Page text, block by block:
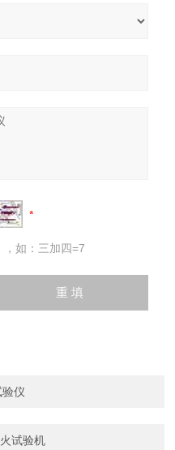
如：三加四=7
仪
试验机